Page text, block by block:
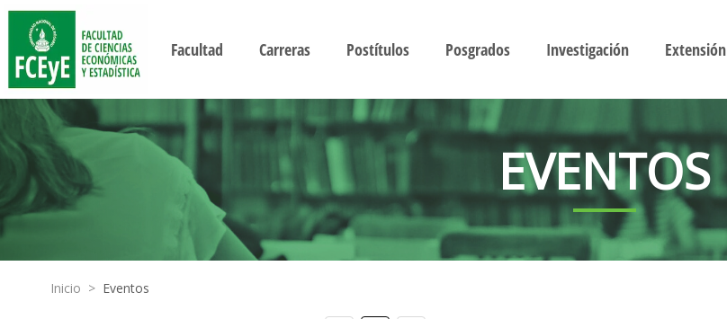
Facultad Carreras Postítulos Posgrados Investigación Extensión
EVENTOS
Inicio > Eventos